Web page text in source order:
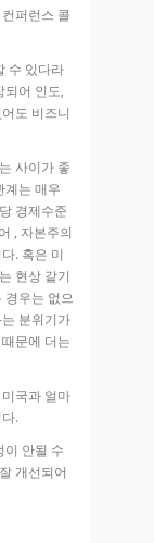
퍼런스 콜
수 있다라
되어 인도,
도 비즈니
사이가 좋
계는 매우
경제수준
, 자본주의
. 혹은 미
현상 같기
경우는 없으
분위기가
문에 더는
국과 얼마
.
이 안될 수
개선되어